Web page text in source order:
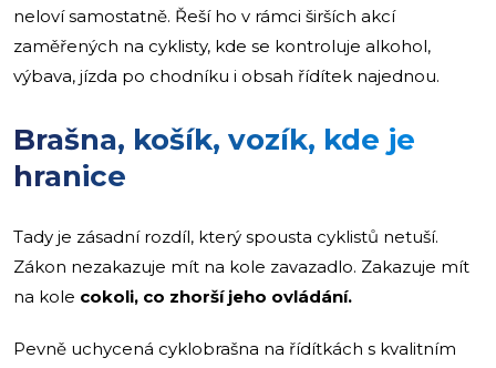
neloví samostatně. Řeší ho v rámci širších akcí
zaměřených na cyklisty, kde se kontroluje alkohol,
výbava, jízda po chodníku i obsah řídítek najednou.
Brašna, košík, vozík, kde je
hranice
Tady je zásadní rozdíl, který spousta cyklistů netuší.
Zákon nezakazuje mít na kole zavazadlo. Zakazuje mít
na kole cokoli, co zhorší jeho ovládání.
Pevně uchycená cyklobrašna na řídítkách s kvalitním